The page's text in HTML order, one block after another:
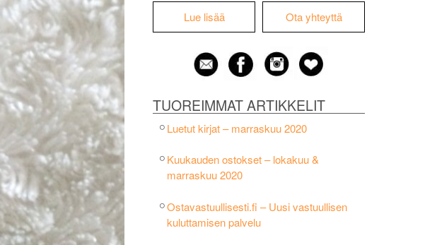
Lue lisää Ota yhteyttä
TUOREIMMAT ARTIKKELIT
Luetut kirjat – marraskuu 2020
Kuukauden ostokset – lokakuu &
marraskuu 2020
Ostavastuullisesti.fi – Uusi vastuullisen
kuluttamisen palvelu